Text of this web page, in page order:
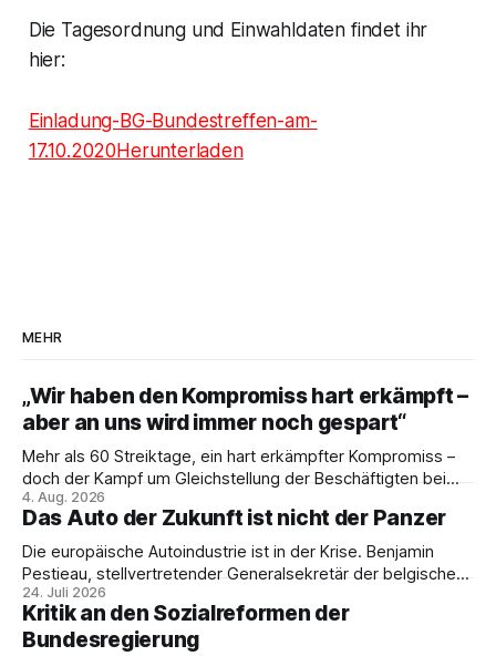
Die Tagesordnung und Einwahldaten findet ihr
hier:
Einladung-BG-Bundestreffen-am-
17.10.2020 Herunterladen
MEHR
„Wir haben den Kompromiss hart erkämpft –
aber an uns wird immer noch gespart“
Mehr als 60 Streiktage, ein hart erkämpfter Kompromiss –
doch der Kampf um Gleichstellung der Beschäftigten bei
den Vivantes-Töchtern geht weiter. Im Gespräch mit Julia-
C. Stange zieht Nicodem Tomkowiak Bilanz des
Erzwingungsstreiks und formuliert klare Erwartungen an die
Politik.
4. Aug. 2026
Das Auto der Zukunft ist nicht der Panzer
Die europäische Autoindustrie ist in der Krise. Benjamin
Pestieau, stellvertretender Generalsekretär der belgischen
PTB, zeigt, warum das kein technisches Schicksal ist – und
weshalb die Antwort nicht Aufrüstung, sondern eine
demokratische Industriepolitik im Interesse der
24. Juli 2026
Kritik an den Sozialreformen der
Bundesregierung